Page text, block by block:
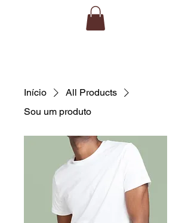
Início
All Products
Sou um produto